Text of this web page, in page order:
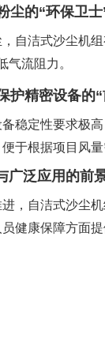
尘的“环保卫士
自洁式沙尘机
气流阻力。
护精密设备的
稳定性要求极
于根据项目风量
广泛应用的前
进，自洁式沙尘
健康保障方面